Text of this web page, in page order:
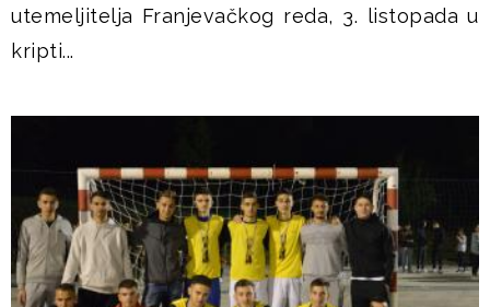
utemeljitelja Franjevačkog reda, 3. listopada u
kripti...